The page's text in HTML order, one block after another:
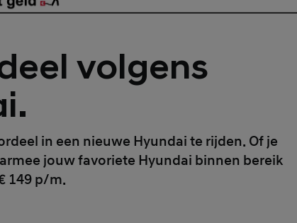
volgens
in een nieuwe Hyundai te rijden. Of je
jouw favoriete Hyundai binnen bereik
149 p/m.